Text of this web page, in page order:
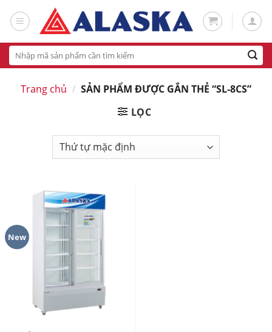
Tìm
kiếm:
Trang chủ / SẢN PHẨM ĐƯỢC GẮN THẺ “SL-8CS”
LỌC
New